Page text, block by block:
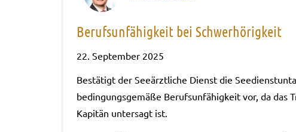
Berufsunfähigkeit bei Schwerhörigkeit
22. September 2025
Bestä­tigt der See­ärzt­li­che Dienst die
bedin­gungs­ge­mä­ße Berufs­un­fä­hig­keit vor, da das
Kapi­tän unter­sagt ist.